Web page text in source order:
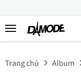
Trang
Trang chủ Album